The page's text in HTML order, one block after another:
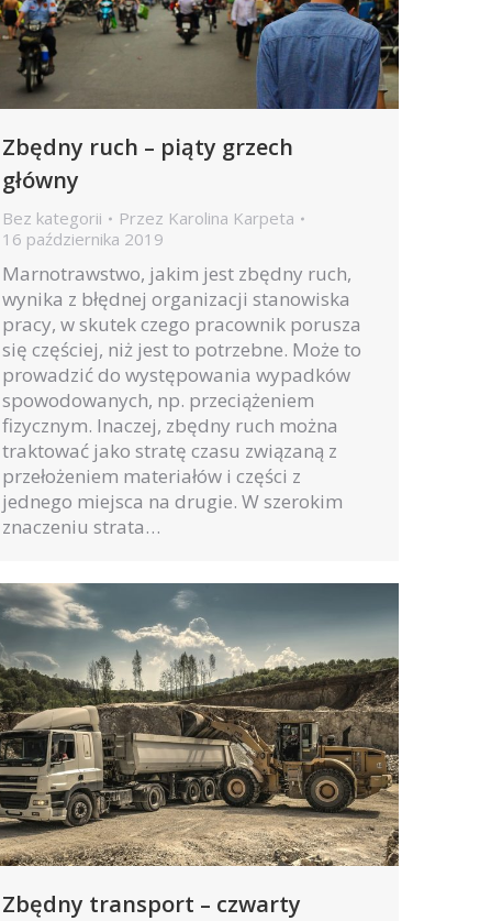
Zbędny ruch – piąty grzech
główny
Bez kategorii Przez Karolina Karpeta
16 października 2019
Marnotrawstwo, jakim jest zbędny ruch,
wynika z błędnej organizacji stanowiska
pracy, w skutek czego pracownik porusza
się częściej, niż jest to potrzebne. Może to
prowadzić do występowania wypadków
spowodowanych, np. przeciążeniem
fizycznym. Inaczej, zbędny ruch można
traktować jako stratę czasu związaną z
przełożeniem materiałów i części z
jednego miejsca na drugie. W szerokim
znaczeniu strata…
Zbędny transport – czwarty